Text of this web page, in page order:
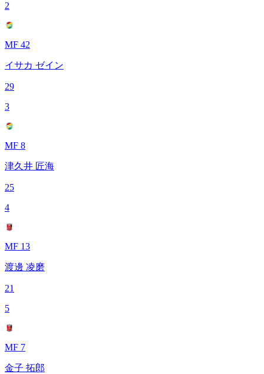
2
MF 42
イサカ ゼイン
29
3
MF 8
津久井 匠海
25
4
MF 13
渡邊 凌磨
21
5
MF 7
金子 拓郎